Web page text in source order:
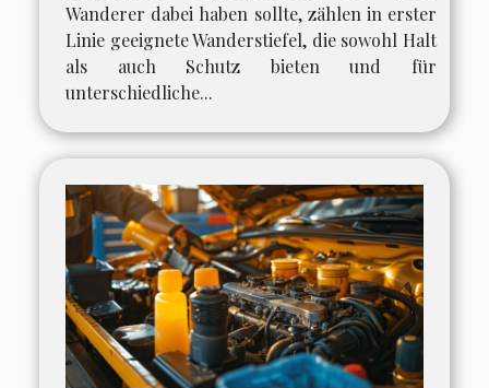
Wanderer dabei haben sollte, zählen in erster
Linie geeignete Wanderstiefel, die sowohl Halt
als auch Schutz bieten und für
unterschiedliche...